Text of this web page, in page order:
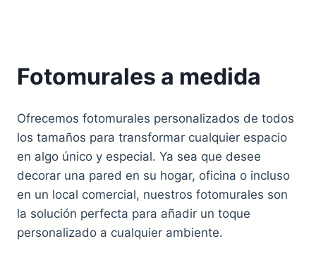
Fotomurales a medida
Ofrecemos fotomurales personalizados de todos
los tamaños para transformar cualquier espacio
en algo único y especial. Ya sea que desee
decorar una pared en su hogar, oficina o incluso
en un local comercial, nuestros fotomurales son
la solución perfecta para añadir un toque
personalizado a cualquier ambiente.